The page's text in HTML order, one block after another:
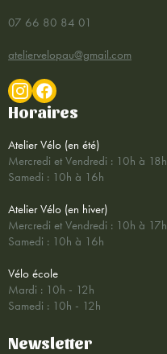
07 66 80 84 01
ateliervelopau@gmail.com
Horaires
Atelier Vélo (en été)
Mercredi et Vendredi : 10h à 18h
Samedi : 10h à 16h
Atelier Vélo (en hiver)
Mercredi et Vendredi : 10h à 17h
Samedi : 10h à 16h
Vélo école
Mardi : 10h - 12h
Samedi : 10h - 12h
Newsletter